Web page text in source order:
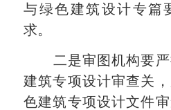
与绿色建筑设计专篇
求。
二是审图机构要
建筑专项设计审查关
色建筑专项设计文件